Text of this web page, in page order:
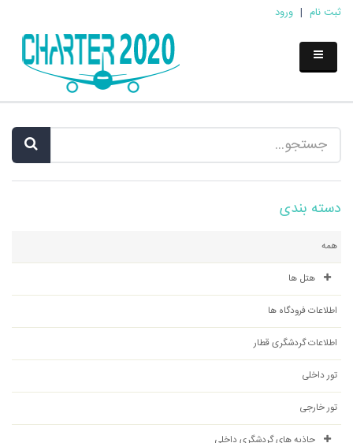
ثبت نام | ورود
دسته بندی
همه
هتل ها
اطلاعات فرودگاه ها
اطلاعات گردشگری قطار
تور داخلی
تور خارجی